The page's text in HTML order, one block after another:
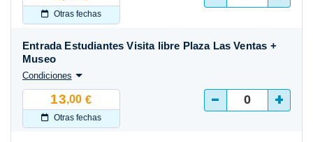
Otras fechas
13,00 €
Otras fechas
Entrada Estudiantes Visita libre Plaza Las Ventas +
Museo
Condiciones
- +